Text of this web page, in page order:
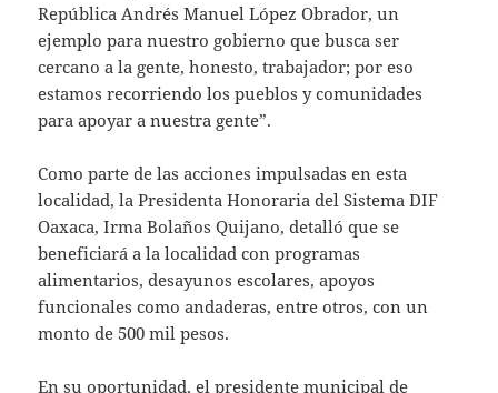
República Andrés Manuel López Obrador, un
ejemplo para nuestro gobierno que busca ser
cercano a la gente, honesto, trabajador; por eso
estamos recorriendo los pueblos y comunidades
para apoyar a nuestra gente”.
Como parte de las acciones impulsadas en esta
localidad, la Presidenta Honoraria del Sistema DIF
Oaxaca, Irma Bolaños Quijano, detalló que se
beneficiará a la localidad con programas
alimentarios, desayunos escolares, apoyos
funcionales como andaderas, entre otros, con un
monto de 500 mil pesos.
En su oportunidad, el presidente municipal de